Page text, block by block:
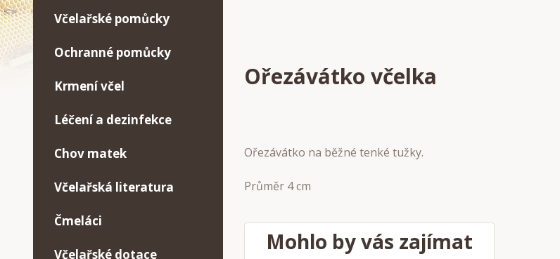
Ořezávátko včelka
Ořezávátko na běžné tenké tužky.
Průměr 4 cm
Mohlo by vás zajímat
Včelařské pomůcky
Ochranné pomůcky
Krmení včel
Léčení a dezinfekce
Chov matek
Včelařská literatura
Čmeláci
Včelařské dotace